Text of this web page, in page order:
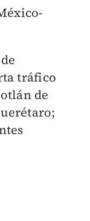
tráfico
de